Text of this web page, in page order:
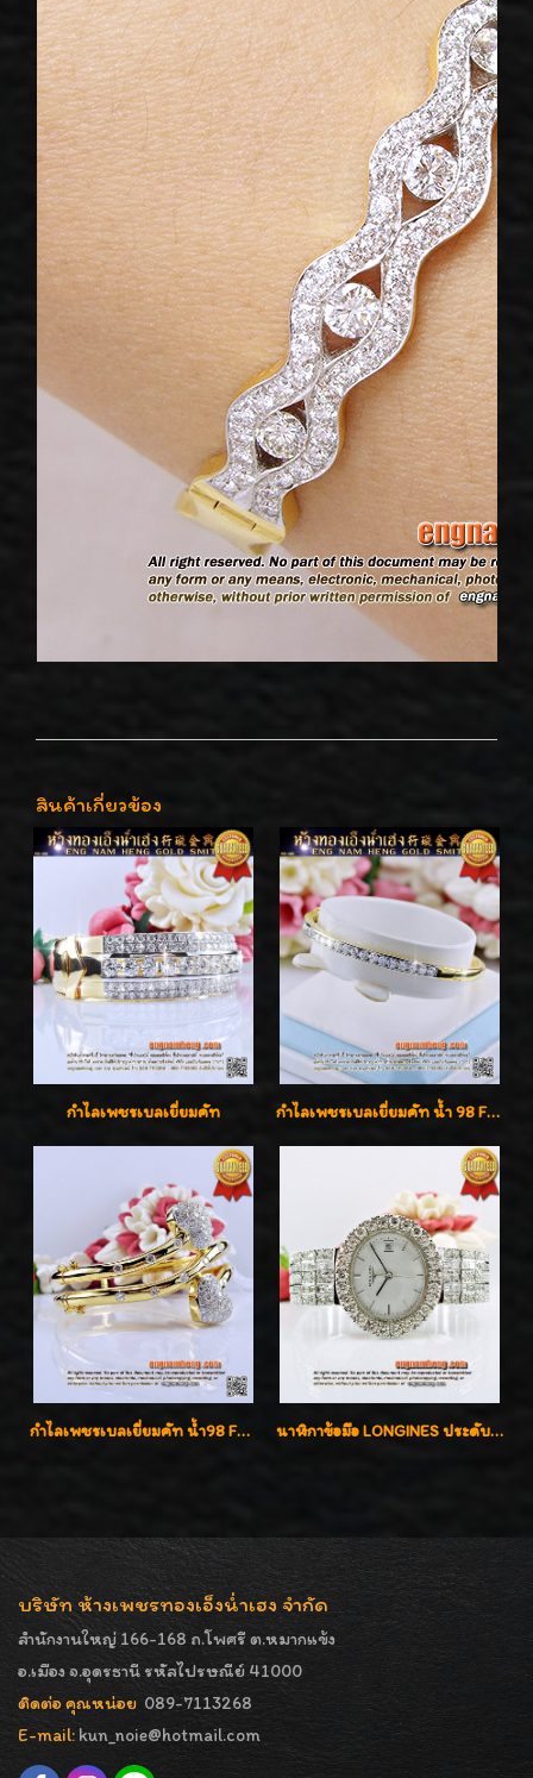
สินค้าเกี่ยวข้อง
กำไลเพชรเบลเยี่ยมคัท กำไลเพชรเบลเยี่ยมคัท น้ำ 98 F-Color/VVS เพชร 22 เม็ด น้ำหนักเพชรรวม 1.97 กะรัต ตัวเรือนตัน หนาแข็งแรง เพชรสวย ขาวจั๊ว ทุกเม็ด เล่นไฟ่วิ้งสุดๆค่ะ เปิดราคาโปรโมชั่น ถูกสุดๆค่ะ
กำไลเพชรเบลเยี่ยมคัท น้ำ98 F-Color/VVS น้ำหนักเพชรรวม 3.00 กะรัต สวยไม่ซ้ำใครค่ะ นาฬิกาข้อมือ LONGINES ประดับเพชร 5.20 กะรัต ใส่เล่น ใส่ออกงานหรูหราไฮโซค่ะ
บริษัท ห้างเพชรทองเอ็งน่ำเฮง จำกัด
สำนักงานใหญ่ 166-168 ถ.โพศรี ต.หมากแข้ง
อ.เมือง จ.อุดรธานี รหัสไปรษณีย์ 41000
ติดต่อ คุณหน่อย 089-7113268
E-mail: kun_noie@hotmail.com